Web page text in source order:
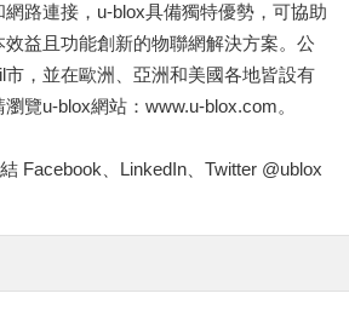
路連接，u-blox具備獨特優勢，可協助
益且功能創新的物聯網解決方案。公
，並在歐洲、亞洲和美國各地皆設有
覽u-blox網站：www.u-blox.com。
Facebook、LinkedIn、Twitter @ublox